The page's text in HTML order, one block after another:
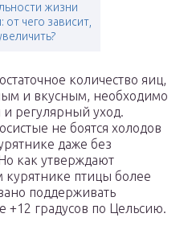
жизни
чего зависит,
количество яиц,
и вкусным, необходимо
регулярный уход.
не боятся холодов
даже без
как утверждают
курятнике птицы более
поддерживать
+12 градусов по Цельсию.